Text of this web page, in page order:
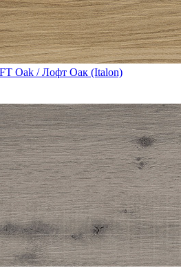
Oak / Лофт Оак (Italon)